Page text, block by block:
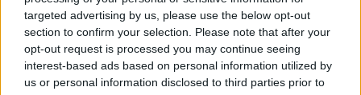
targeted advertising by us, please use the below opt-out
section to confirm your selection. Please note that after your
opt-out request is processed you may continue seeing
interest-based ads based on personal information utilized by
us or personal information disclosed to third parties prior to
attirato anche le attenzioni di Napoli e Psg, oltre a essere
stato visionato recentemente dal vivo da un emissario del
Real Madrid. Insomma, la concorrenza rischia di essere
pesante e complicata da battere. La caccia della Signora al
difensore mancino è appena iniziata”.